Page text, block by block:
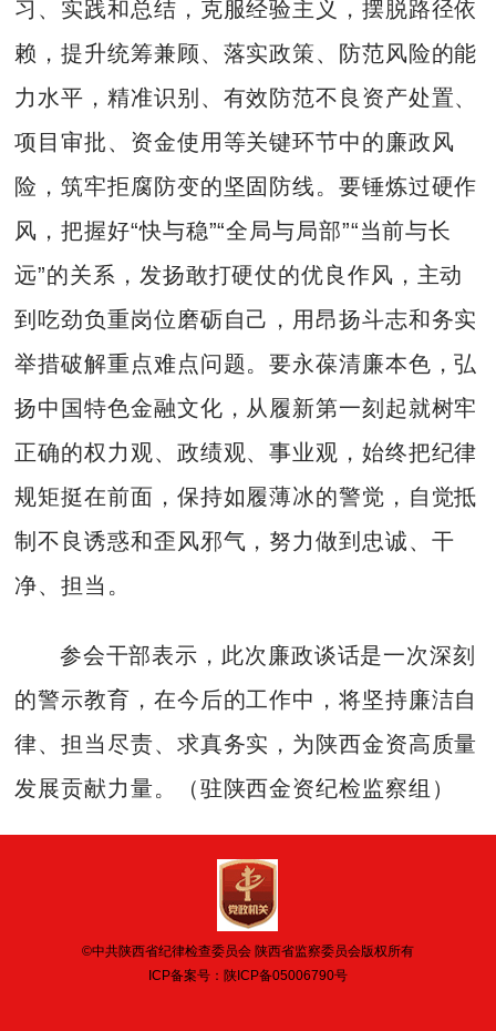
习、实践和总结，克服经验主义，摆脱路径依
赖，提升统筹兼顾、落实政策、防范风险的能
力水平，精准识别、有效防范不良资产处置、
项目审批、资金使用等关键环节中的廉政风
险，筑牢拒腐防变的坚固防线。要锤炼过硬作
风，把握好“快与稳”“全局与局部”“当前与长
远”的关系，发扬敢打硬仗的优良作风，主动
到吃劲负重岗位磨砺自己，用昂扬斗志和务实
举措破解重点难点问题。要永葆清廉本色，弘
扬中国特色金融文化，从履新第一刻起就树牢
正确的权力观、政绩观、事业观，始终把纪律
规矩挺在前面，保持如履薄冰的警觉，自觉抵
制不良诱惑和歪风邪气，努力做到忠诚、干
净、担当。
参会干部表示，此次廉政谈话是一次深刻
的警示教育，在今后的工作中，将坚持廉洁自
律、担当尽责、求真务实，为陕西金资高质量
发展贡献力量。（驻陕西金资纪检监察组）
©中共陕西省纪律检查委员会 陕西省监察委员会版权所有
ICP备案号： 陕ICP备05006790号